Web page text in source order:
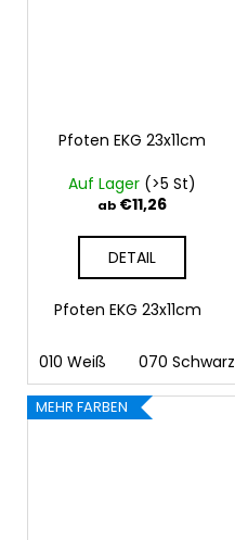
Pfoten EKG 23x11cm
Auf Lager (>5 St)
ab €11,26
DETAIL
Pfoten EKG 23x11cm
010 Weiß 070 Schwarz
MEHR FARBEN